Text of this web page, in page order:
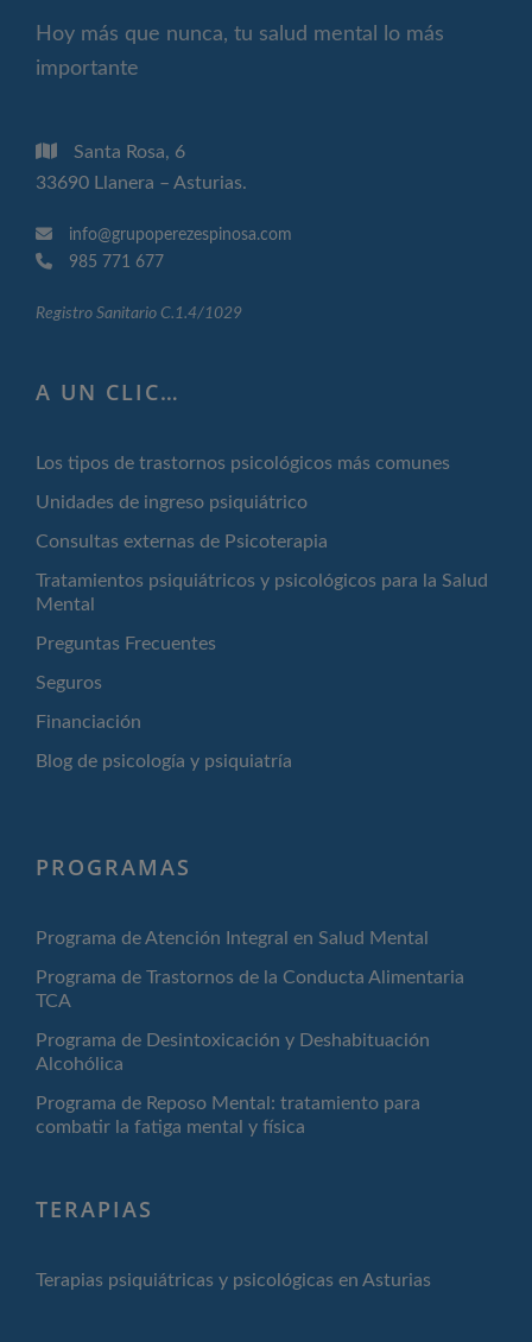
Hoy más que nunca, tu salud mental lo más
importante
Santa Rosa, 6
33690 Llanera – Asturias.
info@grupoperezespinosa.com
985 771 677
Registro Sanitario C.1.4/1029
A UN CLIC…
Los tipos de trastornos psicológicos más comunes
Unidades de ingreso psiquiátrico
Consultas externas de Psicoterapia
Tratamientos psiquiátricos y psicológicos para la Salud
Mental
Preguntas Frecuentes
Seguros
Financiación
Blog de psicología y psiquiatría
PROGRAMAS
Programa de Atención Integral en Salud Mental
Programa de Trastornos de la Conducta Alimentaria
TCA
Programa de Desintoxicación y Deshabituación
Alcohólica
Programa de Reposo Mental: tratamiento para
combatir la fatiga mental y física
TERAPIAS
Terapias psiquiátricas y psicológicas en Asturias